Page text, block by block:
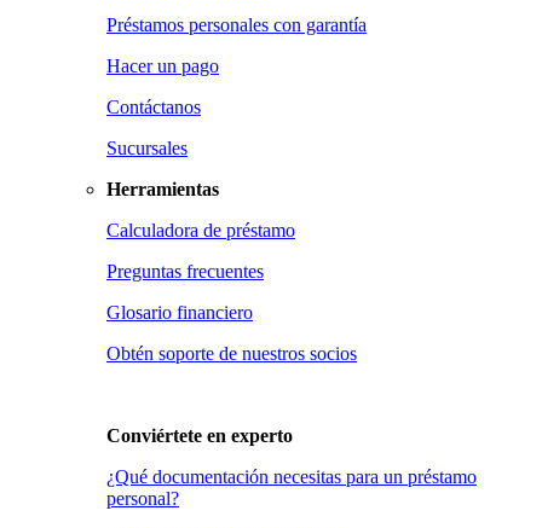
Préstamos personales con garantía
Hacer un pago
Contáctanos
Sucursales
Herramientas
Calculadora de préstamo
Preguntas frecuentes
Glosario financiero
Obtén soporte de nuestros socios
Conviértete en experto
¿Qué documentación necesitas para un préstamo
personal?